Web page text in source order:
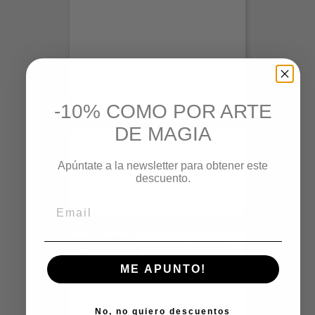
Anillo Pk Plateado
Precio
12,00 €
-10% COMO POR ARTE
DE MAGIA
Apúntate a la newsletter para obtener este
descuento.
ME APUNTO!
No, no quiero descuentos